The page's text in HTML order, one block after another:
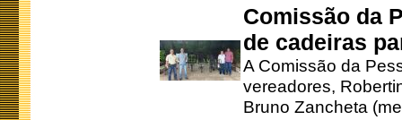
Comissão da
de cadeiras
A Comissão da
vereadores,
Bruno Zancheta